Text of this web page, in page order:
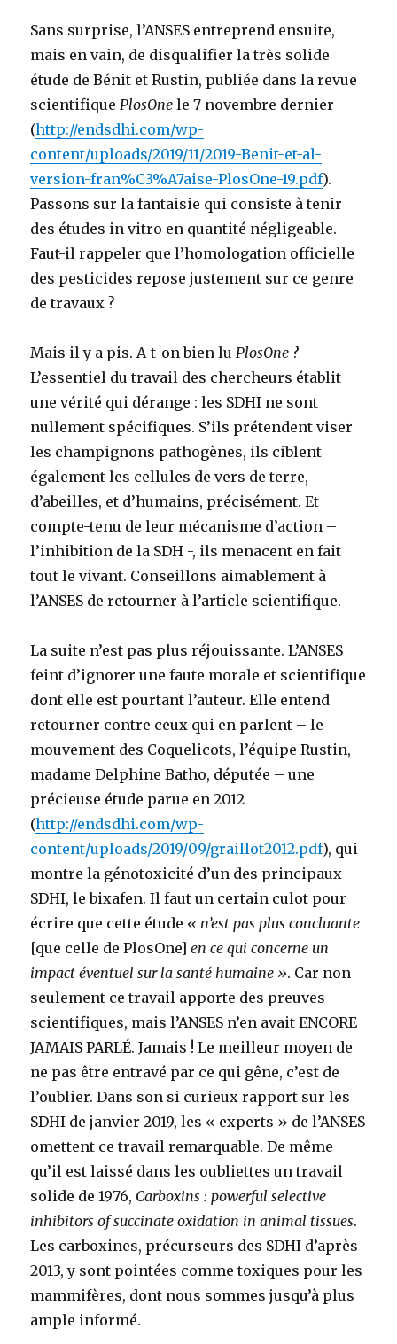
Sans surprise, l’ANSES entreprend ensuite,
mais en vain, de disqualifier la très solide
étude de Bénit et Rustin, publiée dans la revue
scientifiquePlosOne le 7 novembre dernier
(http://endsdhi.com/wp-
content/uploads/2019/11/2019-Benit-et-al-
version-fran%C3%A7aise-PlosOne-19.pdf).
Passons sur la fantaisie qui consiste à tenir
des études in vitro en quantité négligeable.
Faut-il rappeler que l’homologation officielle
des pesticides repose justement sur ce genre
de travaux ?
Mais il y a pis. A-t-on bien luPlosOne ?
L’essentiel du travail des chercheurs établit
une vérité qui dérange : les SDHI ne sont
nullement spécifiques. S’ils prétendent viser
les champignons pathogènes, ils ciblent
également les cellules de vers de terre,
d’abeilles, et d’humains, précisément. Et
compte-tenu de leur mécanisme d’action –
l’inhibition de la SDH -, ils menacent en fait
tout le vivant. Conseillons aimablement à
l’ANSES de retourner à l’article scientifique.
La suite n’est pas plus réjouissante. L’ANSES
feint d’ignorer une faute morale et scientifique
dont elle est pourtant l’auteur. Elle entend
retourner contre ceux qui en parlent – le
mouvement des Coquelicots, l’équipe Rustin,
madame Delphine Batho, députée – une
précieuse étude parue en 2012
(http://endsdhi.com/wp-
content/uploads/2019/09/graillot2012.pdf), qui
montre la génotoxicité d’un des principaux
SDHI, le bixafen. Il faut un certain culot pour
écrire que cette étude « n’est pas plus concluante
[que celle de PlosOne]en ce qui concerne un
impact éventuel sur la santé humaine ». Car non
seulement ce travail apporte des preuves
scientifiques, mais l’ANSES n’en avait ENCORE
JAMAIS PARLÉ. Jamais ! Le meilleur moyen de
ne pas être entravé par ce qui gêne, c’est de
l’oublier. Dans son si curieux rapport sur les
SDHI de janvier 2019, les « experts » de l’ANSES
omettent ce travail remarquable. De même
qu’il est laissé dans les oubliettes un travail
solide de 1976, Carboxins : powerful selective
inhibitors of succinate oxidation in animal tissues.
Les carboxines, précurseurs des SDHI d’après
2013, y sont pointées comme toxiques pour les
mammifères, dont nous sommes jusqu’à plus
ample informé.